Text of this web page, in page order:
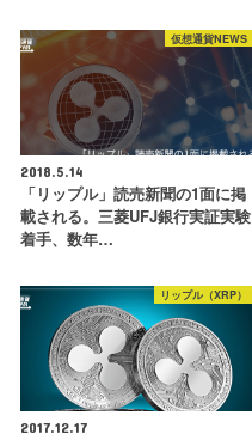
仮想通貨NEWS
2018.5.14
「リップル」読売新聞の1面に掲
載される。三菱UFJ銀行実証実験
着手、数年…
リップル（XRP）
2017.12.17